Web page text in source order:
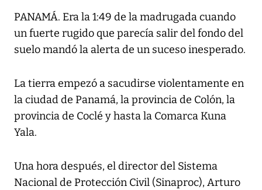
PANAMÁ. Era la 1:49 de la madrugada cuando
un fuerte rugido que parecía salir del fondo del
suelo mandó la alerta de un suceso inesperado.
La tierra empezó a sacudirse violentamente en
la ciudad de Panamá, la provincia de Colón, la
provincia de Coclé y hasta la Comarca Kuna
Yala.
Una hora después, el director del Sistema
Nacional de Protección Civil (Sinaproc), Arturo